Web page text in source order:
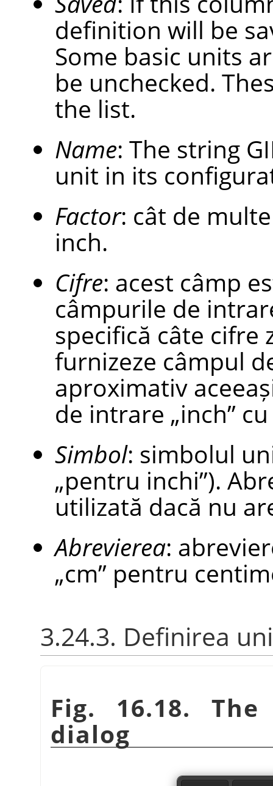
definition will be
Some basic units
be unchecked.
the list.
Name: The string
unit in its
Factor: cât de
inch.
Cifre: acest câmp
câmpurile de
specifică câte cifre
furnizeze câmpul
aproximativ
de intrare „inch”
Simbol: simbolul
„pentru inchi”).
utilizată dacă nu
Abrevierea:
„cm” pentru
3.24.3. Definirea
Fig. 16.18.
dialog